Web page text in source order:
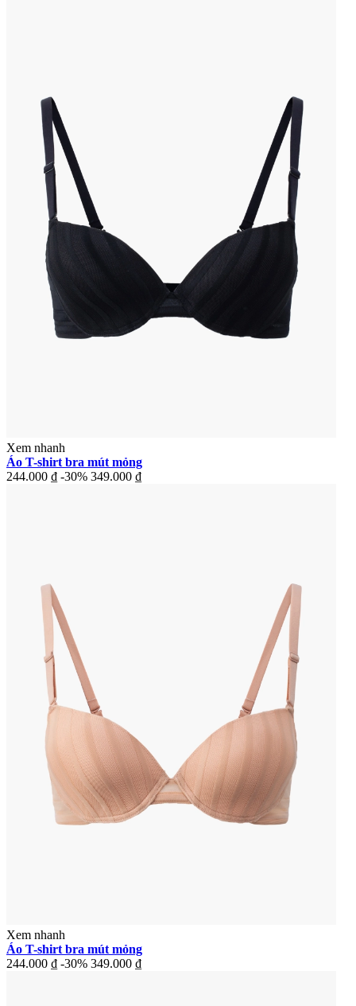
Xem nhanh
Áo T-shirt bra mút mỏng
244.000 ₫ -30% 349.000 ₫
Xem nhanh
Áo T-shirt bra mút mỏng
244.000 ₫ -30% 349.000 ₫